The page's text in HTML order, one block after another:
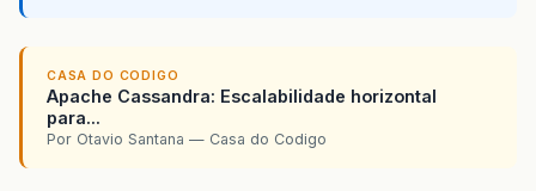
CASA DO CODIGO
Apache Cassandra: Escalabilidade horizontal
para...
Por Otavio Santana — Casa do Codigo